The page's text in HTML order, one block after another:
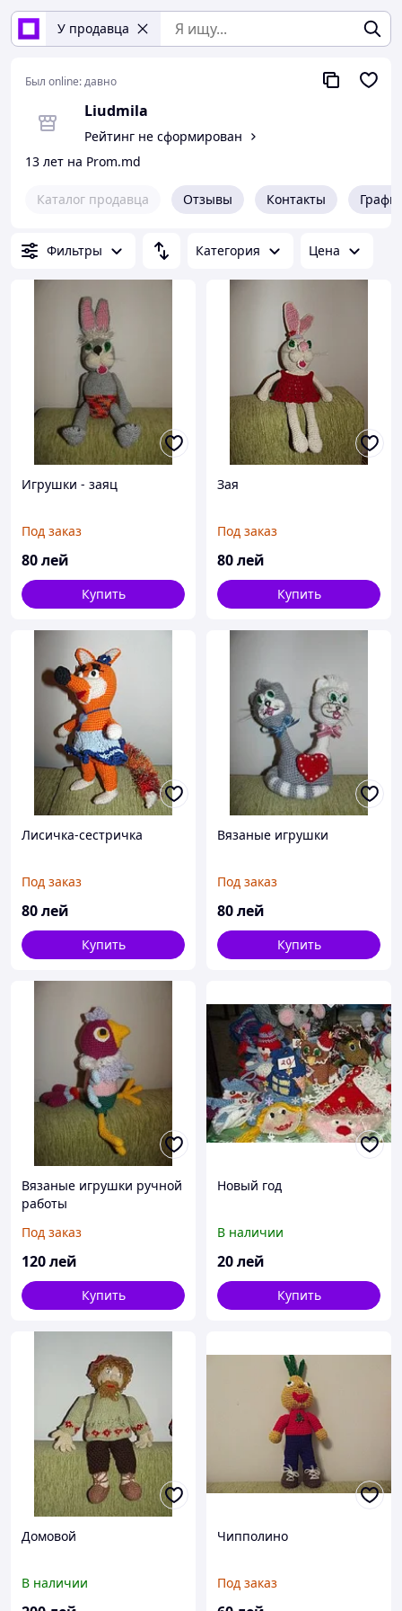
У продавца
Был online:давно
Liudmila
Рейтинг не сформирован
13 лет на Prom.md
Каталог продавца Отзывы Контакты
Фильтры Категория Цена
Игрушки - заяц
Под заказ
80лей
Купить
Зая
Под заказ
80лей
Купить
Лисичка-сестричка
Под заказ
80лей
Купить
Вязаные игрушки
Под заказ
80лей
Купить
Вязаные игрушки ручной
работы
Под заказ
120лей
Купить
Новый год
В наличии
20лей
Купить
Домовой
В наличии
Чипполино
Под заказ